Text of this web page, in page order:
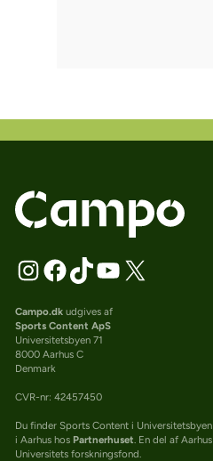
Campo.dkudgives af
Sports Content ApS
Universitetsbyen 71
8000 Aarhus C
Denmark
CVR-nr: 42457450
Du finder Sports Content i Universitetsbyen
i Aarhus hos Partnerhuset. En del af Aarhus
Universitets forskningsfond.